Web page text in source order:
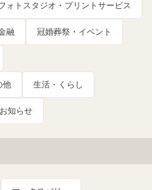
ォトスタジオ・プリントサービス
融 冠婚葬祭・イベント
他 生活・くらし
知らせ